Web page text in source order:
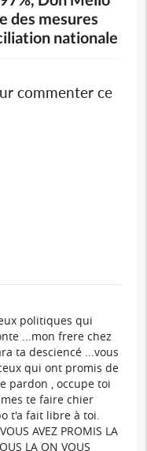
des mesures
nationale
commenter ce
politiques qui
...mon frere chez
ta desciencé ...vous
qui ont promis de
pardon , occupe toi
te faire chier
t'a fait libre à toi.
AVEZ PROMIS LA
LA ON VOUS